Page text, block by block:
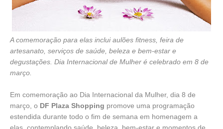
A comemoração para elas inclui aulões fitness, feira de
artesanato, serviços de saúde, beleza e bem-estar e
degustações. Dia Internacional de Mulher é celebrado em 8 de
março.
Em comemoração ao Dia Internacional da Mulher, dia 8 de
março, o DF Plaza Shopping promove uma programação
estendida durante todo o fim de semana em homenagem a